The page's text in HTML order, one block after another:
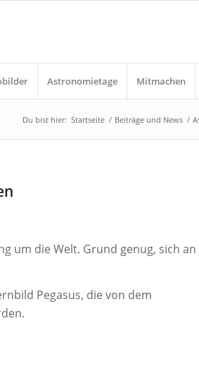
Astronomietage Mitmachen
Du bist hier: Startseite / Beiträge und News /
um die Welt. Grund genug, sich
Pegasus, die von dem